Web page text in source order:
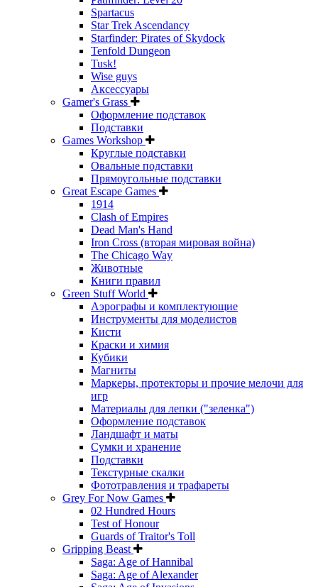
Spartacus
Star Trek Ascendancy
Starfinder: Pirates of Skydock
Tenfold Dungeon
Tusk!
Wise guys
Аксессуары
Gamer's Grass
Оформление подставок
Подставки
Games Workshop
Круглые подставки
Овальные подставки
Прямоугольные подставки
Great Escape Games
1914
Clash of Empires
Dead Man's Hand
Iron Cross (вторая мировая война)
The Chicago Way
Животные
Книги правил
Green Stuff World
Аэрографы и комплектующие
Инструменты для моделистов
Кисти
Краски и химия
Кубики
Магниты
Маркеры, протекторы и прочие мелочи для
игр
Материалы для лепки ("зеленка")
Оформление подставок
Ландшафт и маты
Сумки и хранение
Подставки
Текстурные скалки
Фототравления и трафареты
Grey For Now Games
02 Hundred Hours
Test of Honour
Guards of Traitor's Toll
Gripping Beast
Saga: Age of Hannibal
Saga: Age of Alexander